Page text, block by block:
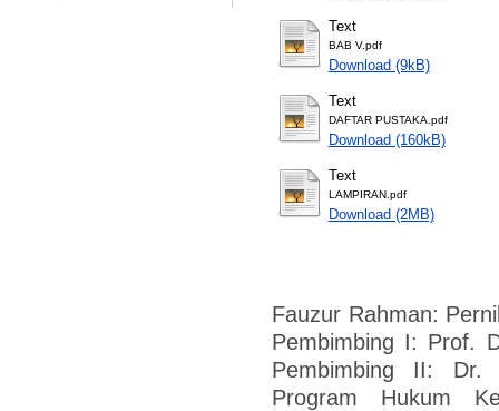
Text
BAB V.pdf
Download (9kB)
Text
DAFTAR PUSTAKA.pdf
Download (160kB)
Text
LAMPIRAN.pdf
Download (2MB)
Fauzur Rahman:
Pembimbing I: Prof.
Pembimbing II:
Program Hukum